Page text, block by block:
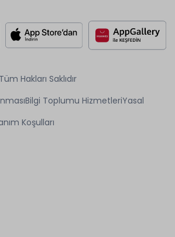
Hakları Saklıdır
Bilgi Toplumu HizmetleriYasal
Koşulları